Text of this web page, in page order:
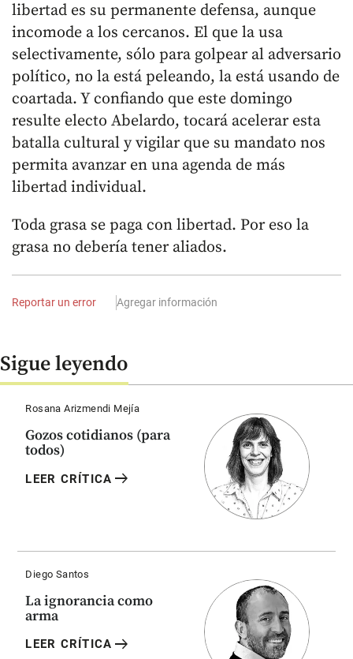
libertad es su permanente defensa, aunque
incomode a los cercanos. El que la usa
selectivamente, sólo para golpear al adversario
político, no la está peleando, la está usando de
coartada. Y confiando que este domingo
resulte electo Abelardo, tocará acelerar esta
batalla cultural y vigilar que su mandato nos
permita avanzar en una agenda de más
libertad individual.
Toda grasa se paga con libertad. Por eso la
grasa no debería tener aliados.
Reportar un error Agregar información
Sigue leyendo
Rosana Arizmendi Mejía
Gozos cotidianos (para
todos)
LEER CRÍTICA arrow_right_alt
Diego Santos
La ignorancia como
arma
LEER CRÍTICA arrow_right_alt